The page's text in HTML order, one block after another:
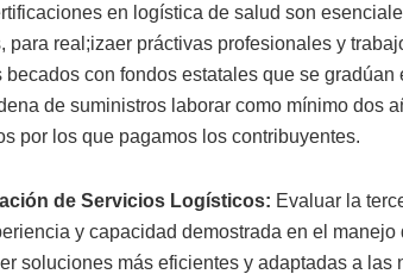
en logística de salud son
para real;izaer práctivas profesionales y
con fondos estatales que se gradúan
de suministros laborar como mínimo dos
por los que pagamos los contribuyentes.
de Servicios Logísticos: Evaluar la
y capacidad demostrada en el
soluciones más eficientes y adaptadas a las